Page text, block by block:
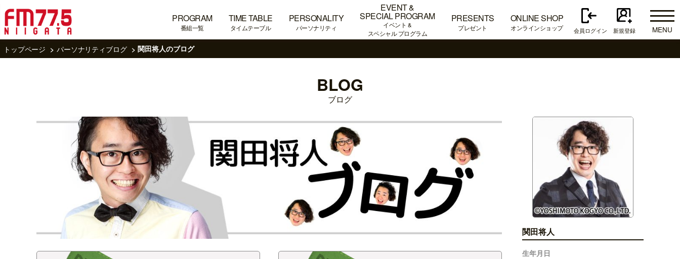
PROGRAM
番組一覧
TIME TABLE
タイムテーブル
PERSONALITY
パーソナリティ
EVENT &
SPECIAL PROGRAM
イベント &
スペシャル プログラム
PRESENTS
プレゼント
ONLINE SHOP
オンラインショップ 会員ログイン 新規登録
MENU
トップページ
パーソナリティブログ 関田将人のブログ
BLOG
ブログ
関田将人
生年月日